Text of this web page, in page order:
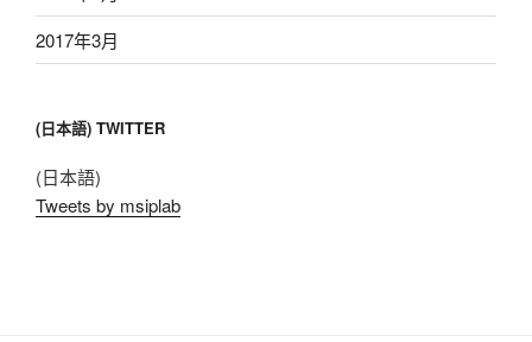
2017年3月
(日本語) TWITTER
(日本語)
Tweets by msiplab